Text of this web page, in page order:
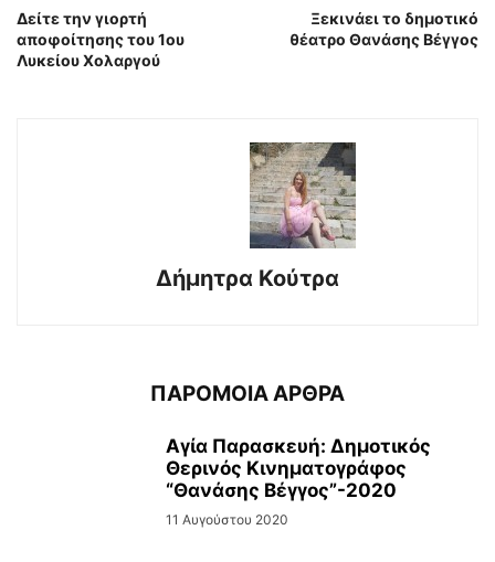
Δείτε την γιορτή
αποφοίτησης του 1ου
Λυκείου Χολαργού
Ξεκινάει το δημοτικό
θέατρο Θανάσης Βέγγος
Δήμητρα Κούτρα
ΠΑΡΟΜΟΙΑ ΑΡΘΡΑ
Αγία Παρασκευή: Δημοτικός
Θερινός Κινηματογράφος
“Θανάσης Βέγγος”-2020
11 Αυγούστου 2020